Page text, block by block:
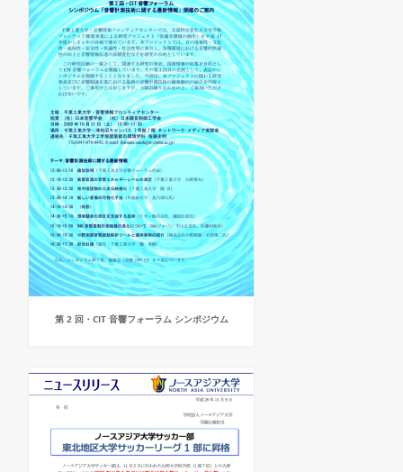
第 2 回・CIT 音響フォーラム シンポジウム